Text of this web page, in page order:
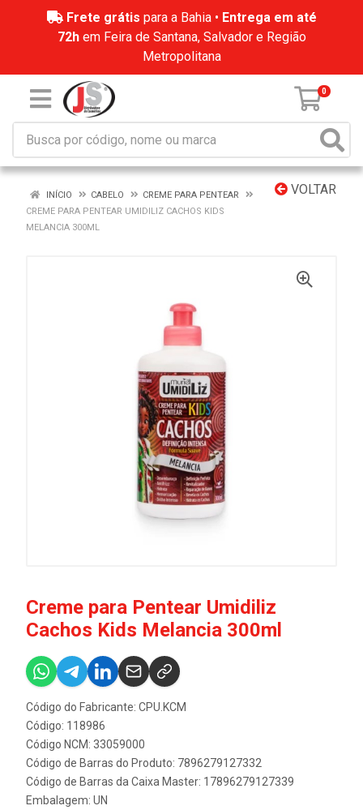
Frete grátis para a Bahia • Entrega em até
72hem Feira de Santana, Salvador e Região
Metropolitana
0
VOLTAR
INÍCIO CABELO
CREME PARA PENTEAR
CREME PARA PENTEAR UMIDILIZ CACHOS KIDS
MELANCIA 300ML
Creme para Pentear Umidiliz
Cachos Kids Melancia 300ml
Código do Fabricante: CPU.KCM
Código: 118986
Código NCM: 33059000
Código de Barras do Produto: 7896279127332
Código de Barras da Caixa Master: 17896279127339
Embalagem: UN